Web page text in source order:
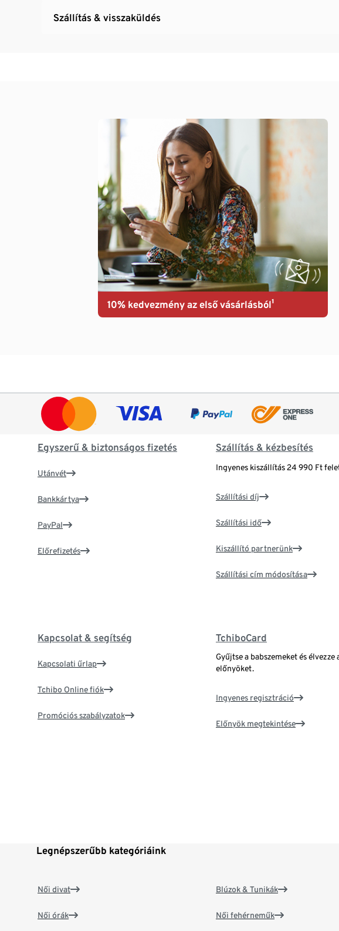
Szállítás & visszaküldés
10% kedvezmény az első vásárlásból¹
Egyszerű & biztonságos fizetés
Utánvét
Bankkártya
PayPal
Előrefizetés
Szállítás & kézbesítés
Ingyenes kiszállítás 24 990 Ft
Szállítási díj
Szállítási idő
Kiszállító partnerünk
Szállítási cím módosítása
Kapcsolat & segítség
Kapcsolati űrlap
Tchibo Online fiók
Promóciós szabályzatok
TchiboCard
Gyűjtse a babszemeket és élvezze
előnyöket.
Ingyenes regisztráció
Előnyök megtekintése
Legnépszerűbb kategóriáink
Női divat
Női órák
Blúzok & Tunikák
Női fehérneműk